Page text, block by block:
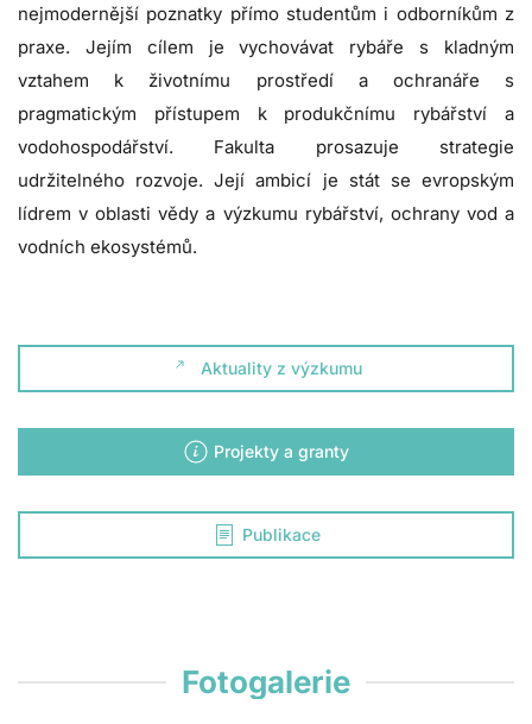
nejmodernější poznatky přímo studentům i odborníkům z
praxe. Jejím cílem je vychovávat rybáře s kladným
vztahem k životnímu prostředí a ochranáře s
pragmatickým přístupem k produkčnímu rybářství a
vodohospodářství. Fakulta prosazuje strategie
udržitelného rozvoje. Její ambicí je stát se evropským
lídrem v oblasti vědy a výzkumu rybářství, ochrany vod a
vodních ekosystémů.
Aktuality z výzkumu
Projekty a granty
Publikace
Fotogalerie